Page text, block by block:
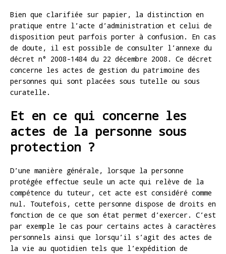
Bien que clarifiée sur papier, la distinction en
pratique entre l’acte d’administration et celui de
disposition peut parfois porter à confusion. En cas
de doute, il est possible de consulter l’annexe du
décret n° 2008-1484 du 22 décembre 2008. Ce décret
concerne les actes de gestion du patrimoine des
personnes qui sont placées sous tutelle ou sous
curatelle.
Et en ce qui concerne les
actes de la personne sous
protection ?
D’une manière générale, lorsque la personne
protégée effectue seule un acte qui relève de la
compétence du tuteur, cet acte est considéré comme
nul. Toutefois, cette personne dispose de droits en
fonction de ce que son état permet d’exercer. C’est
par exemple le cas pour certains actes à caractères
personnels ainsi que lorsqu’il s’agit des actes de
la vie au quotidien tels que l’expédition de